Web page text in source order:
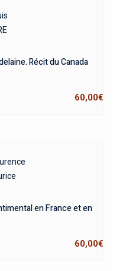
Récit du Canada
60,00€
en France et en
60,00€